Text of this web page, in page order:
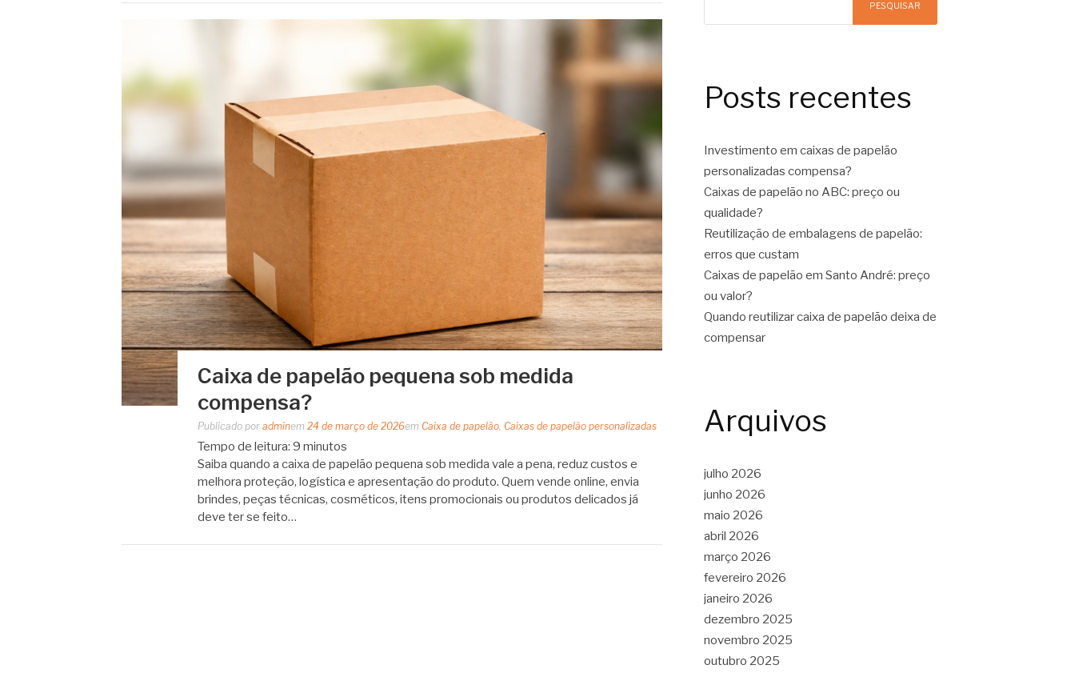
Caixa de papelão pequena sob medida
compensa?
Publicado por adminem 24 de março de 2026em Caixa de papelão, Caixas de papelão personalizadas
Tempo de leitura: 9 minutos
Saiba quando a caixa de papelão pequena sob medida vale a pena, reduz custos e
melhora proteção, logística e apresentação do produto. Quem vende online, envia
brindes, peças técnicas, cosméticos, itens promocionais ou produtos delicados já
deve ter se feito…
PESQUISAR
Posts recentes
Investimento em caixas de papelão
personalizadas compensa?
Caixas de papelão no ABC: preço ou
qualidade?
Reutilização de embalagens de papelão:
erros que custam
Caixas de papelão em Santo André: preço
ou valor?
Quando reutilizar caixa de papelão deixa de
compensar
Arquivos
julho 2026
junho 2026
maio 2026
abril 2026
março 2026
fevereiro 2026
janeiro 2026
dezembro 2025
novembro 2025
outubro 2025